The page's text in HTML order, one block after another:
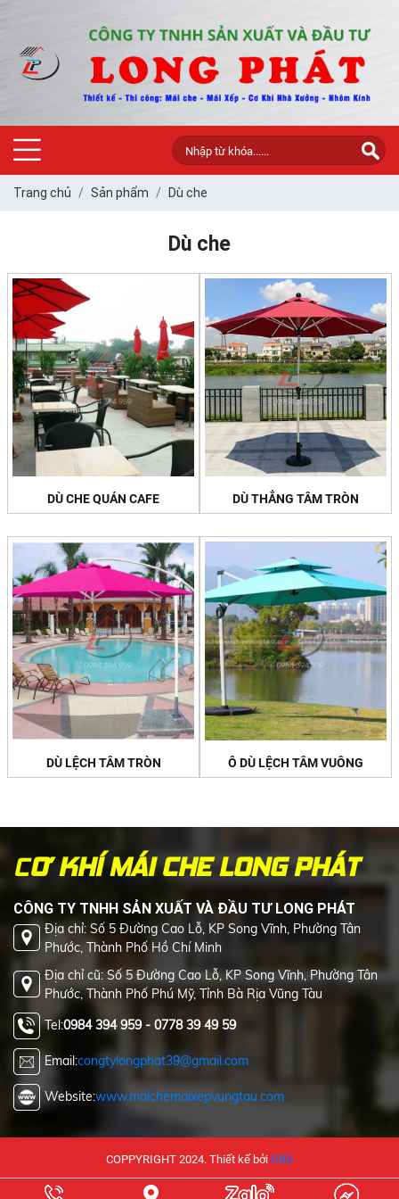
Trang chủ Sản phẩm Dù che
Dù che
DÙ CHE QUÁN CAFE DÙ THẲNG TÂM TRÒN
DÙ LỆCH TÂM TRÒN Ô DÙ LỆCH TÂM VUÔNG
CƠ KHÍ MÁI CHE LONG PHÁT
CÔNG TY TNHH SẢN XUẤT VÀ ĐẦU TƯ LONG PHÁT
Địa chỉ: Số 5 Đường Cao Lỗ, KP Song Vĩnh, Phường Tân
Phước, Thành Phố Hồ Chí Minh
Địa chỉ cũ: Số 5 Đường Cao Lỗ, KP Song Vĩnh, Phường Tân
Phước, Thành Phố Phú Mỹ, Tỉnh Bà Rịa Vũng Tàu
Tel:0984 394 959 - 0778 39 49 59
Email:congtylongphat39@gmail.com
Website:www.maichemaixepvungtau.com
COPPYRIGHT 2024. Thiết kế bởi OBD